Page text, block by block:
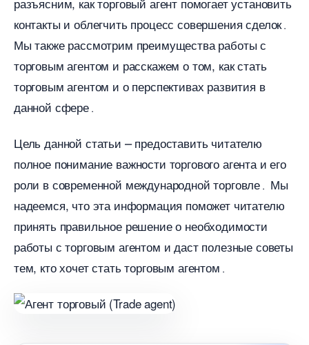
контакты и облегчить процесс совершения сделок․
Мы также рассмотрим преимущества работы с
торговым агентом и расскажем о том, как стать
торговым агентом и о перспективах развития
данной сфере․
Цель данной статьи ⎼ предоставить читателю
полное понимание важности торгового агента и его
роли в современной международной торговле․ Мы
надеемся, что эта информация поможет читателю
принять правильное решение о необходимости
работы с торговым агентом и даст полезные советы
тем, кто хочет стать торговым агентом․